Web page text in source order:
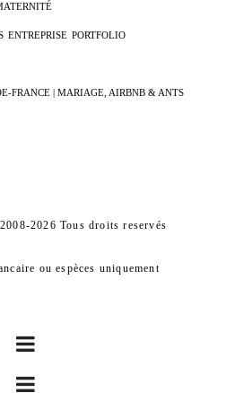
ENTREPRISE PORTFOLIO
FRANCE | MARIAGE, AIRBNB & ANTS
2026 Tous droits reservés
ou espèces uniquement